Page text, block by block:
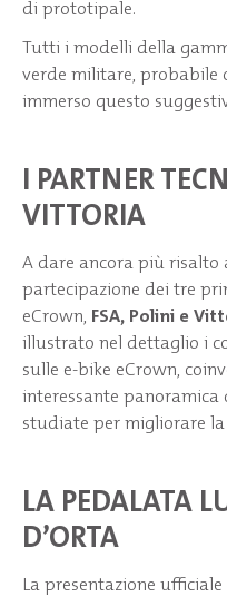
di prototipale.
Tutti i modelli della
verde militare, probabile
immerso questo
I PARTNER
VITTORIA
A dare ancora più
partecipazione dei tre
eCrown, FSA, Polini e
illustrato nel dettaglio i
sulle e-bike eCrown,
interessante
studiate per migliorare
LA PEDALATA
D’ORTA
La presentazione